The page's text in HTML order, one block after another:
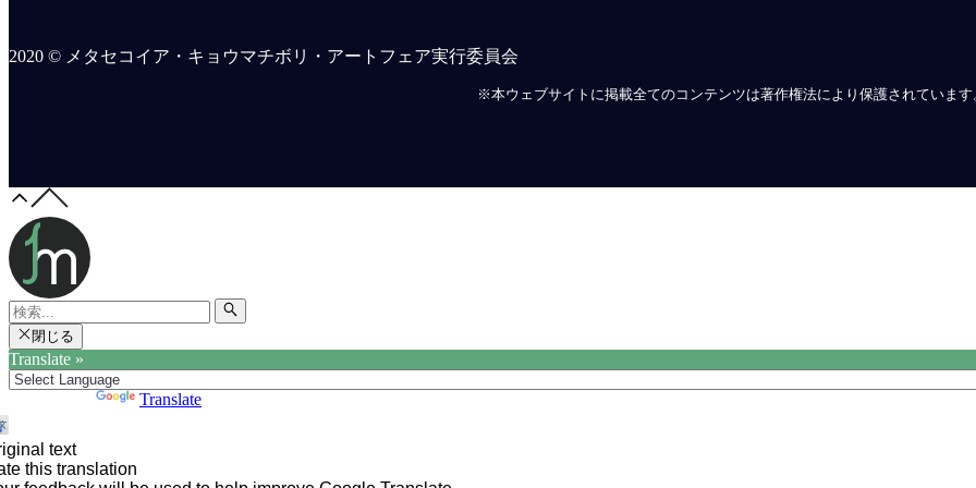
2020 © メタセコイア・キョウマチボリ・アートフェア実行委員会
※本ウェブサイトに掲載全てのコンテンツは著作権法により保護されています
閉じる
Translate »
Translate
text
this translation